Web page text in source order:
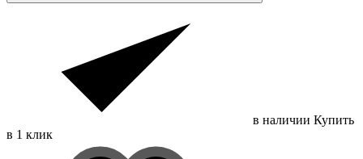
в наличии Купить
в 1 клик